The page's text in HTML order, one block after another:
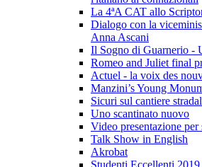
La 4ªA CAT allo
Dialogo con la
Anna Ascani
Il Sogno di Guarnerio -
Romeo and Juliet final
Actuel - la voix des
Manzini’s Young
Sicuri sul cantiere
Uno scantinato nuovo
Video presentazione per
Talk Show in English
Akrobat